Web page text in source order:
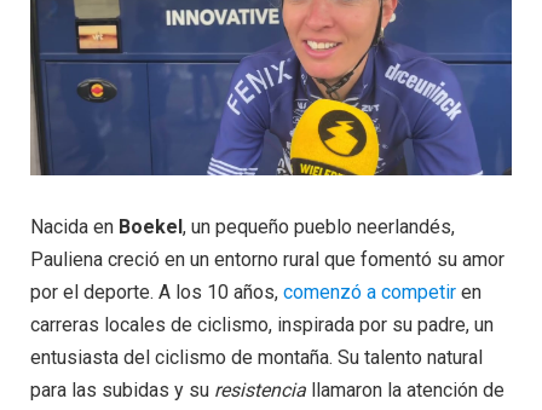
Nacida en Boekel , un pequeño pueblo neerlandés,
Pauliena creció en un entorno rural que fomentó su amor
por el deporte. A los 10 años, comenzó a competir en
carreras locales de ciclismo, inspirada por su padre, un
entusiasta del ciclismo de montaña. Su talento natural
para las subidas y su resistencia llamaron la atención de